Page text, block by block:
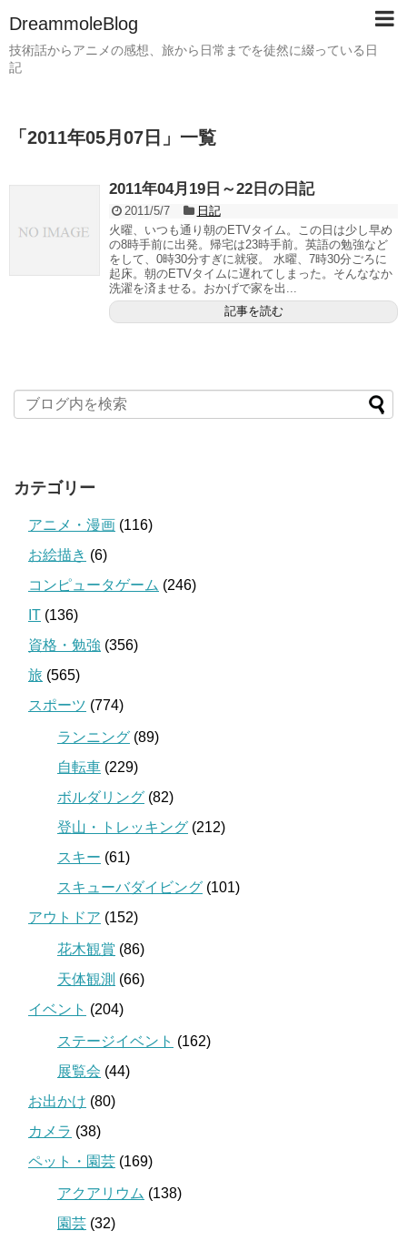
DreammoleBlog
技術話からアニメの感想、旅から日常までを徒然に綴っている日
記
「 2011年05月07日 」 一覧
2011年04月19日～22日の日記
2011/5/7
日記
火曜、いつも通り朝のETVタイム。この日は少し早め
の8時手前に出発。帰宅は23時手前。英語の勉強など
をして、0時30分すぎに就寝。 水曜、7時30分ごろに
起床。朝のETVタイムに遅れてしまった。そんななか
洗濯を済ませる。おかげで家を出...
記事を読む
カテゴリー
アニメ・漫画 (116)
お絵描き (6)
コンピュータゲーム (246)
IT (136)
資格・勉強 (356)
旅 (565)
スポーツ (774)
ランニング (89)
自転車 (229)
ボルダリング (82)
登山・トレッキング (212)
スキー (61)
スキューバダイビング (101)
アウトドア (152)
花木観賞 (86)
天体観測 (66)
イベント (204)
ステージイベント (162)
展覧会 (44)
お出かけ (80)
カメラ (38)
ペット・園芸 (169)
アクアリウム (138)
園芸 (32)